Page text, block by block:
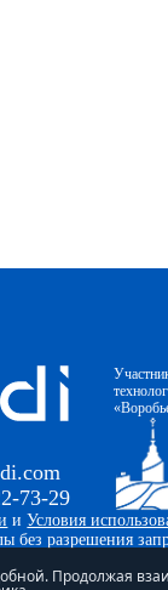
73-29
иУсловия
без разрешения
Продолжая